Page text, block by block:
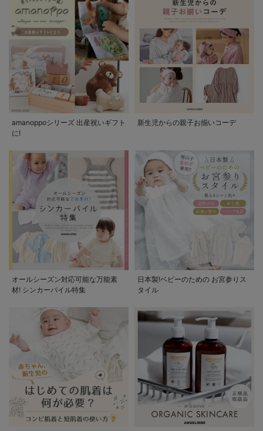
amanoppoシリーズ 出産祝いギフト
に!
新生児からの親子お揃いコーデ
オールシーズン対応可能な万能素
材! シンカーパイル特集
日本製!ベビーのための お宮参りス
タイル